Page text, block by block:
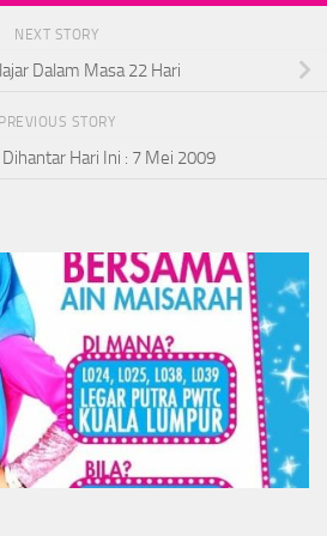
NEXT STORY
Dalam Masa 22 Hari
PREVIOUS STORY
Hari Ini : 7 Mei 2009